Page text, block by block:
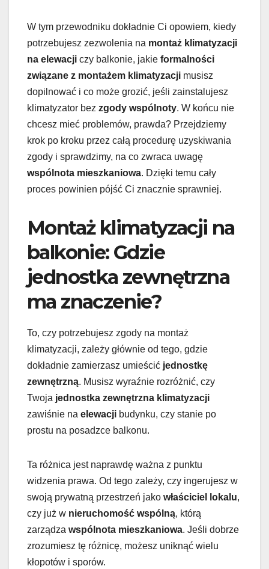
W tym przewodniku dokładnie Ci opowiem, kiedy
potrzebujesz zezwolenia na montaż klimatyzacji
na elewacji czy balkonie, jakie formalności
związane z montażem klimatyzacji musisz
dopilnować i co może grozić, jeśli zainstalujesz
klimatyzator bez zgody wspólnoty. W końcu nie
chcesz mieć problemów, prawda? Przejdziemy
krok po kroku przez całą procedurę uzyskiwania
zgody i sprawdzimy, na co zwraca uwagę
wspólnota mieszkaniowa. Dzięki temu cały
proces powinien pójść Ci znacznie sprawniej.
Montaż klimatyzacji na
balkonie: Gdzie
jednostka zewnętrzna
ma znaczenie?
To, czy potrzebujesz zgody na montaż
klimatyzacji, zależy głównie od tego, gdzie
dokładnie zamierzasz umieścić jednostkę
zewnętrzną. Musisz wyraźnie rozróżnić, czy
Twoja jednostka zewnętrzna klimatyzacji
zawiśnie na elewacji budynku, czy stanie po
prostu na posadzce balkonu.
Ta różnica jest naprawdę ważna z punktu
widzenia prawa. Od tego zależy, czy ingerujesz w
swoją prywatną przestrzeń jako właściciel lokalu,
czy już w nieruchomość wspólną, którą
zarządza wspólnota mieszkaniowa. Jeśli dobrze
zrozumiesz tę różnicę, możesz uniknąć wielu
kłopotów i sporów.